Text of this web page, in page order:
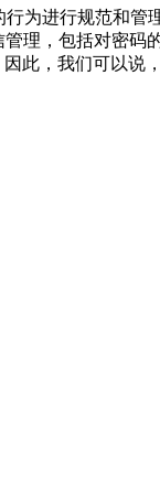
为进行规范和管
理，包括对密码
此，我们可以说